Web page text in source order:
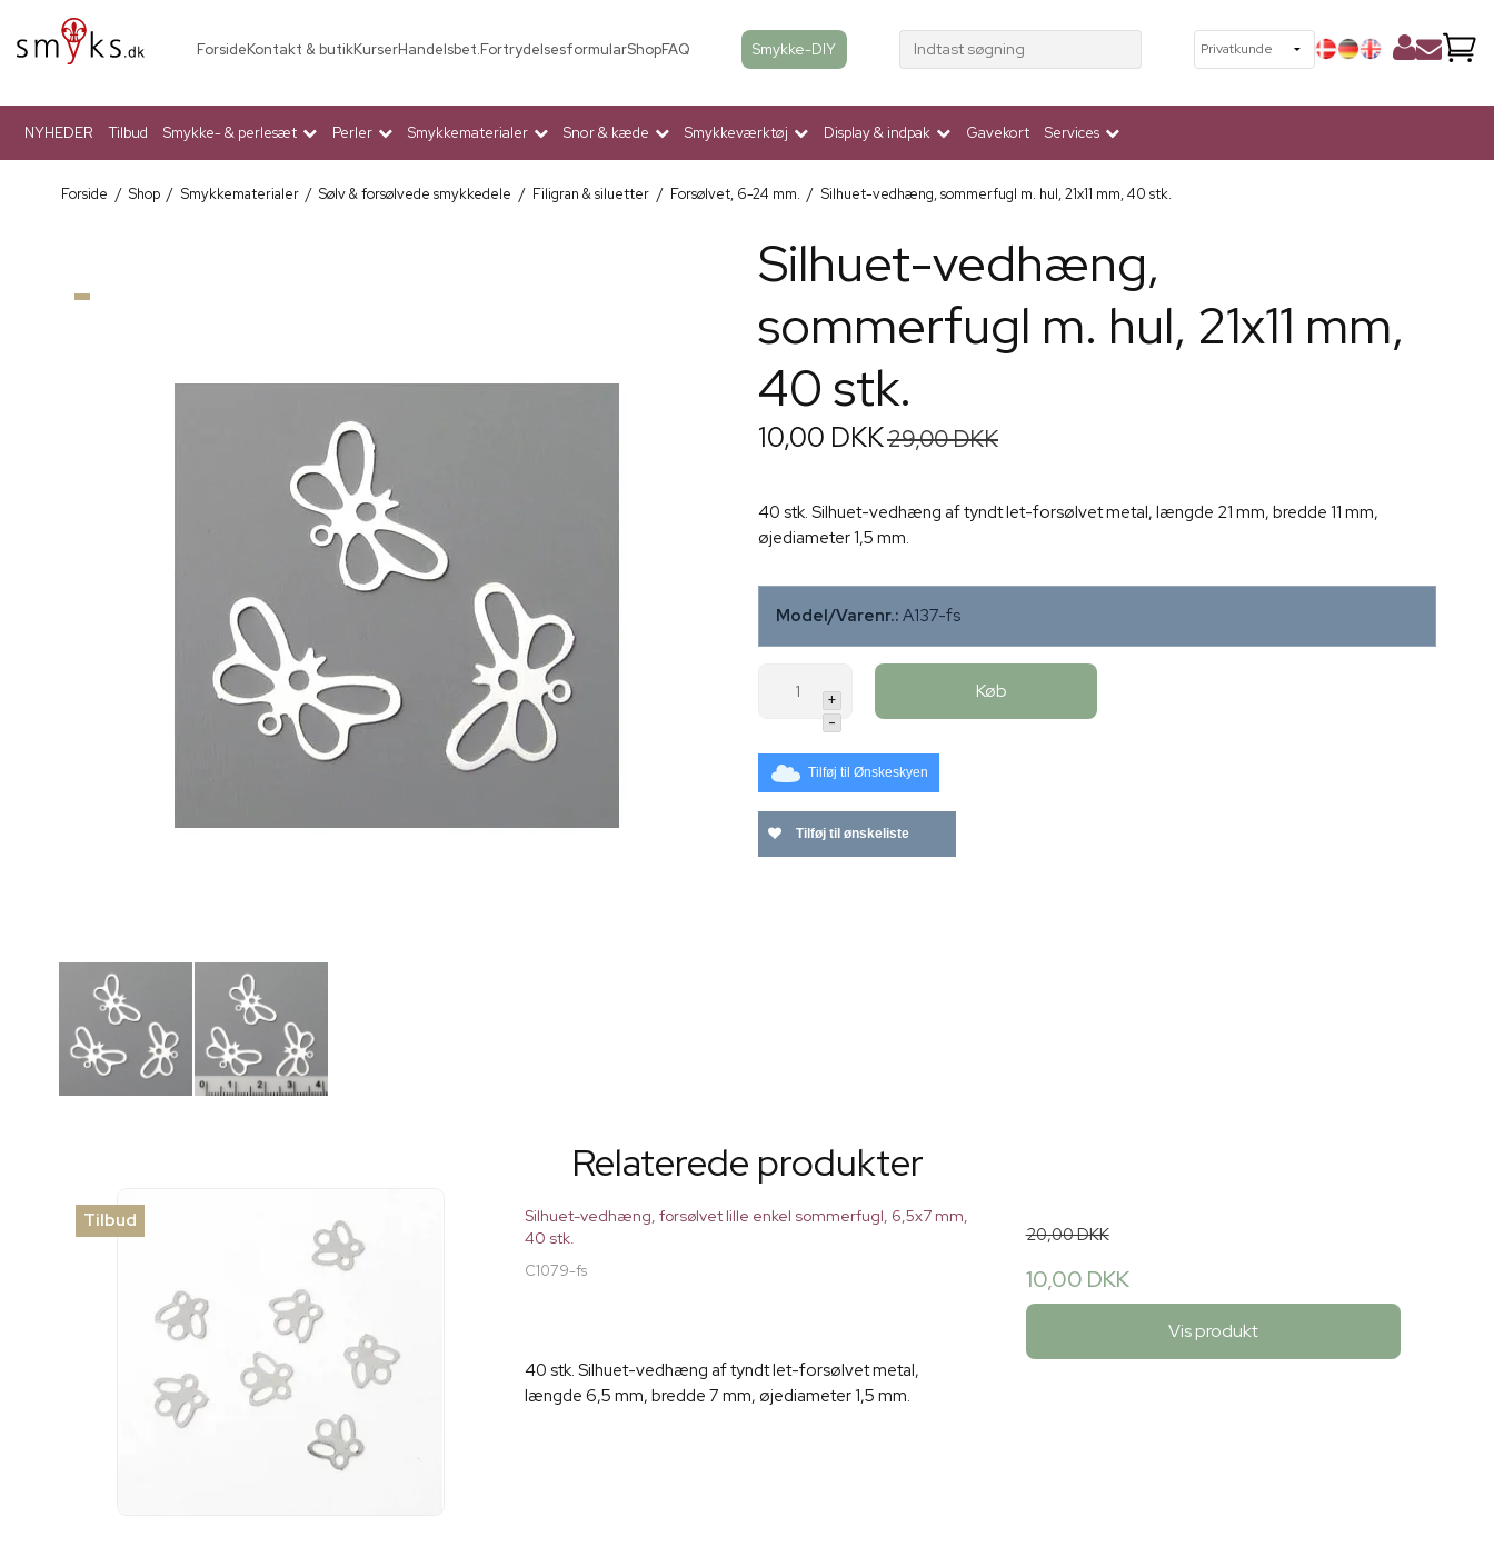
ForsideKontakt & butikKurserHandelsbet.FortrydelsesformularShopFAQ Smykke-DIY Indtast søgning
NYHEDER Tilbud Smykke- & perlesæt Perler Smykkematerialer Snor & kæde Smykkeværktøj Display & indpak Gavekort Services
Forside / Shop / Smykkematerialer / Sølv & forsølvede smykkedele / Filigran & siluetter / Forsølvet, 6-24 mm. / Silhuet-vedhæng, sommerfugl m. hul, 21x11 mm, 40 stk.
Silhuet-vedhæng,
sommerfugl m. hul, 21x11 mm,
40 stk.
10,00 DKK29,00 DKK
40 stk. Silhuet-vedhæng af tyndt let-forsølvet metal, længde 21 mm, bredde 11 mm,
øjediameter 1,5 mm.
Model/Varenr.: A137-fs
+
-
Køb
Tilføj til Ønskeskyen
Tilføj til ønskeliste
Relaterede produkter
Tilbud
Silhuet-vedhæng, forsølvet lille enkel sommerfugl, 6,5x7 mm,
40 stk.
C1079-fs
40 stk. Silhuet-vedhæng af tyndt let-forsølvet metal,
længde 6,5 mm, bredde 7 mm, øjediameter 1,5 mm.
20,00 DKK
10,00 DKK
Vis produkt